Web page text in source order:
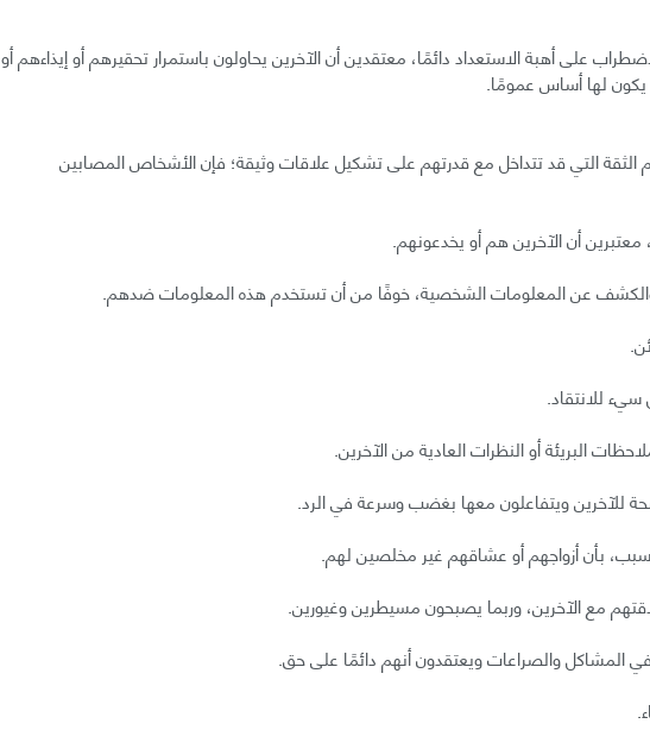
على أهبة الاستعداد دائمًا، معتقدين أن الآخرين يحاولون باستمرار تحقيرهم أو إيذاءهم أو
يكون لها أساس عمومًا.
الثقة التي قد تتداخل مع قدرتهم على تشكيل علاقات وثيقة؛ فإن الأشخاص المصابين
معتبرين أن الآخرين هم أو يخدعونهم.
والكشف عن المعلومات الشخصية، خوفًا من أن تستخدم هذه المعلومات ضدهم.
للانتقاد.
البريئة أو النظرات العادية من الآخرين.
للآخرين ويتفاعلون معها بغضب وسرعة في الرد.
بأن أزواجهم أو عشاقهم غير مخلصين لهم.
مع الآخرين، وربما يصبحون مسيطرين وغيورين.
المشاكل والصراعات ويعتقدون أنهم دائمًا على حق.